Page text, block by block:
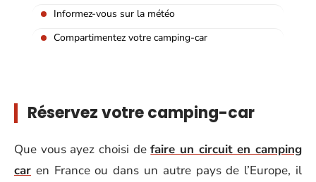
Informez-vous sur la météo
Compartimentez votre camping-car
Réservez votre camping-car
Que vous ayez choisi defaire un circuit en camping
car en France ou dans un autre pays de l’Europe, il